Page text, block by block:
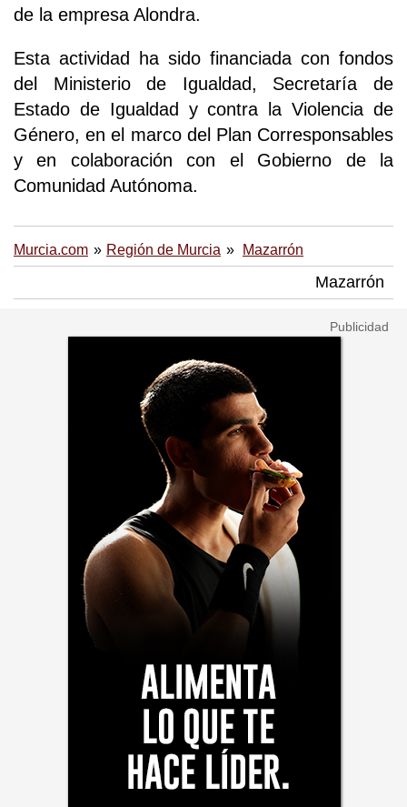
de la empresa Alondra.
Esta actividad ha sido financiada con fondos
del Ministerio de Igualdad, Secretaría de
Estado de Igualdad y contra la Violencia de
Género, en el marco del Plan Corresponsables
y en colaboración con el Gobierno de la
Comunidad Autónoma.
Murcia.com Región de Murcia Mazarrón
Mazarrón